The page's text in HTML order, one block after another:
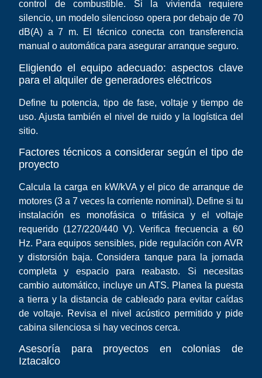
control de combustible. Si la vivienda requiere
silencio, un modelo silencioso opera por debajo de 70
dB(A) a 7 m. El técnico conecta con transferencia
manual o automática para asegurar arranque seguro.
Eligiendo el equipo adecuado: aspectos clave
para el alquiler de generadores eléctricos
Define tu potencia, tipo de fase, voltaje y tiempo de
uso. Ajusta también el nivel de ruido y la logística del
sitio.
Factores técnicos a considerar según el tipo de
proyecto
Calcula la carga en kW/kVA y el pico de arranque de
motores (3 a 7 veces la corriente nominal). Define si tu
instalación es monofásica o trifásica y el voltaje
requerido (127/220/440 V). Verifica frecuencia a 60
Hz. Para equipos sensibles, pide regulación con AVR
y distorsión baja. Considera tanque para la jornada
completa y espacio para reabasto. Si necesitas
cambio automático, incluye un ATS. Planea la puesta
a tierra y la distancia de cableado para evitar caídas
de voltaje. Revisa el nivel acústico permitido y pide
cabina silenciosa si hay vecinos cerca.
Asesoría para proyectos en colonias de
Iztacalco